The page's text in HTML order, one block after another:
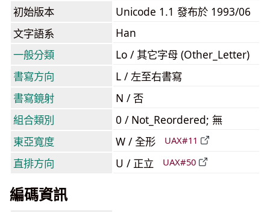
初始版本
Unicode 1.1 發布於 1993/06
文字語系
Han
一般分類
Lo / 其它字母 (Other_Letter)
書寫方向
L / 左至右書寫
書寫鏡射
N / 否
組合類別
0 / Not_Reordered; 無
東亞寬度
W / 全形 UAX#11
直排方向 U / 正立 UAX#50
編碼資訊